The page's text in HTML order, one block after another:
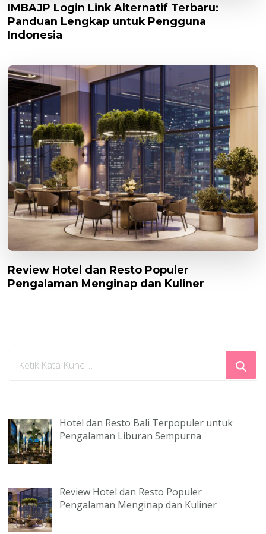
IMBAJP Login Link Alternatif Terbaru:
Panduan Lengkap untuk Pengguna
Indonesia
Review Hotel dan Resto Populer
Pengalaman Menginap dan Kuliner
Hotel dan Resto Bali Terpopuler untuk
Pengalaman Liburan Sempurna
Review Hotel dan Resto Populer
Pengalaman Menginap dan Kuliner